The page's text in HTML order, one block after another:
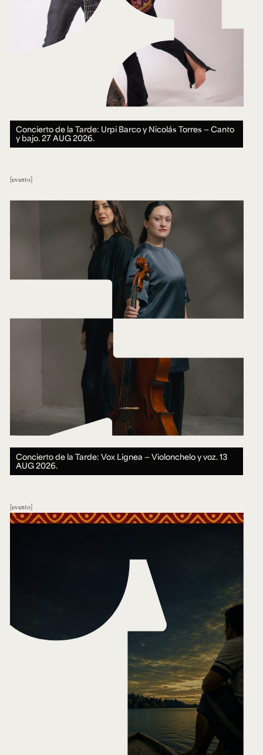
Concierto de la Tarde: Urpi Barco y Nicolás Torres — Canto
y bajo.27 AUG 2026.
evento
Concierto de la Tarde: Vox Lignea — Violonchelo y voz.13
AUG 2026.
evento